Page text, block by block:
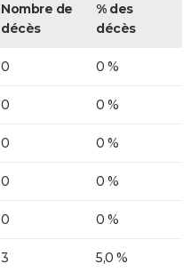
Nombre de
décès
% des
décès
0 0 %
0 0 %
0 0 %
0 0 %
0 0 %
3 5,0 %